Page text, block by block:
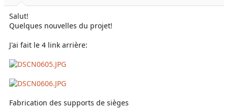
Salut!
Quelques nouvelles du projet!
J'ai fait le 4 link arrière:
Fabrication des supports de sièges